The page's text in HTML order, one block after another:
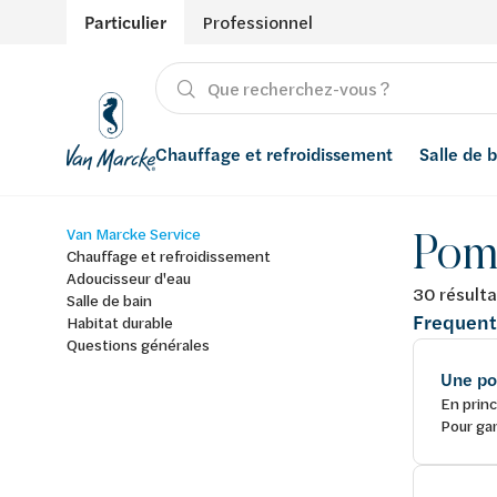
Particulier Professionnel
Chauffage et refroidissement
Chauffage
Refroidissement
Salle de
Produits
Salle de bain avec prix indicatif
Conseils
Énergies renouvelables
Ventilation
Récupération de l'eau de pluie
Adoucisseurs d’eau
Filtres à eau
Van Marcke Service
Chauffage et refroidissement
Adoucisseur d'eau
Salle de bain
Habitat durable
Questions générales
30
Une
En
Pour